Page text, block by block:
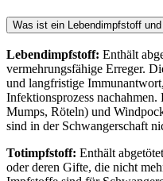
Was ist ein Lebendimpfstoff
Lebendimpfstoff: Enthält
vermehrungsfähige Erreger.
und langfristige
Infektionsprozess
Mumps, Röteln) und
sind in der Schwangerschaft
Totimpfstoff: Enthält
oder deren Gifte, die nicht